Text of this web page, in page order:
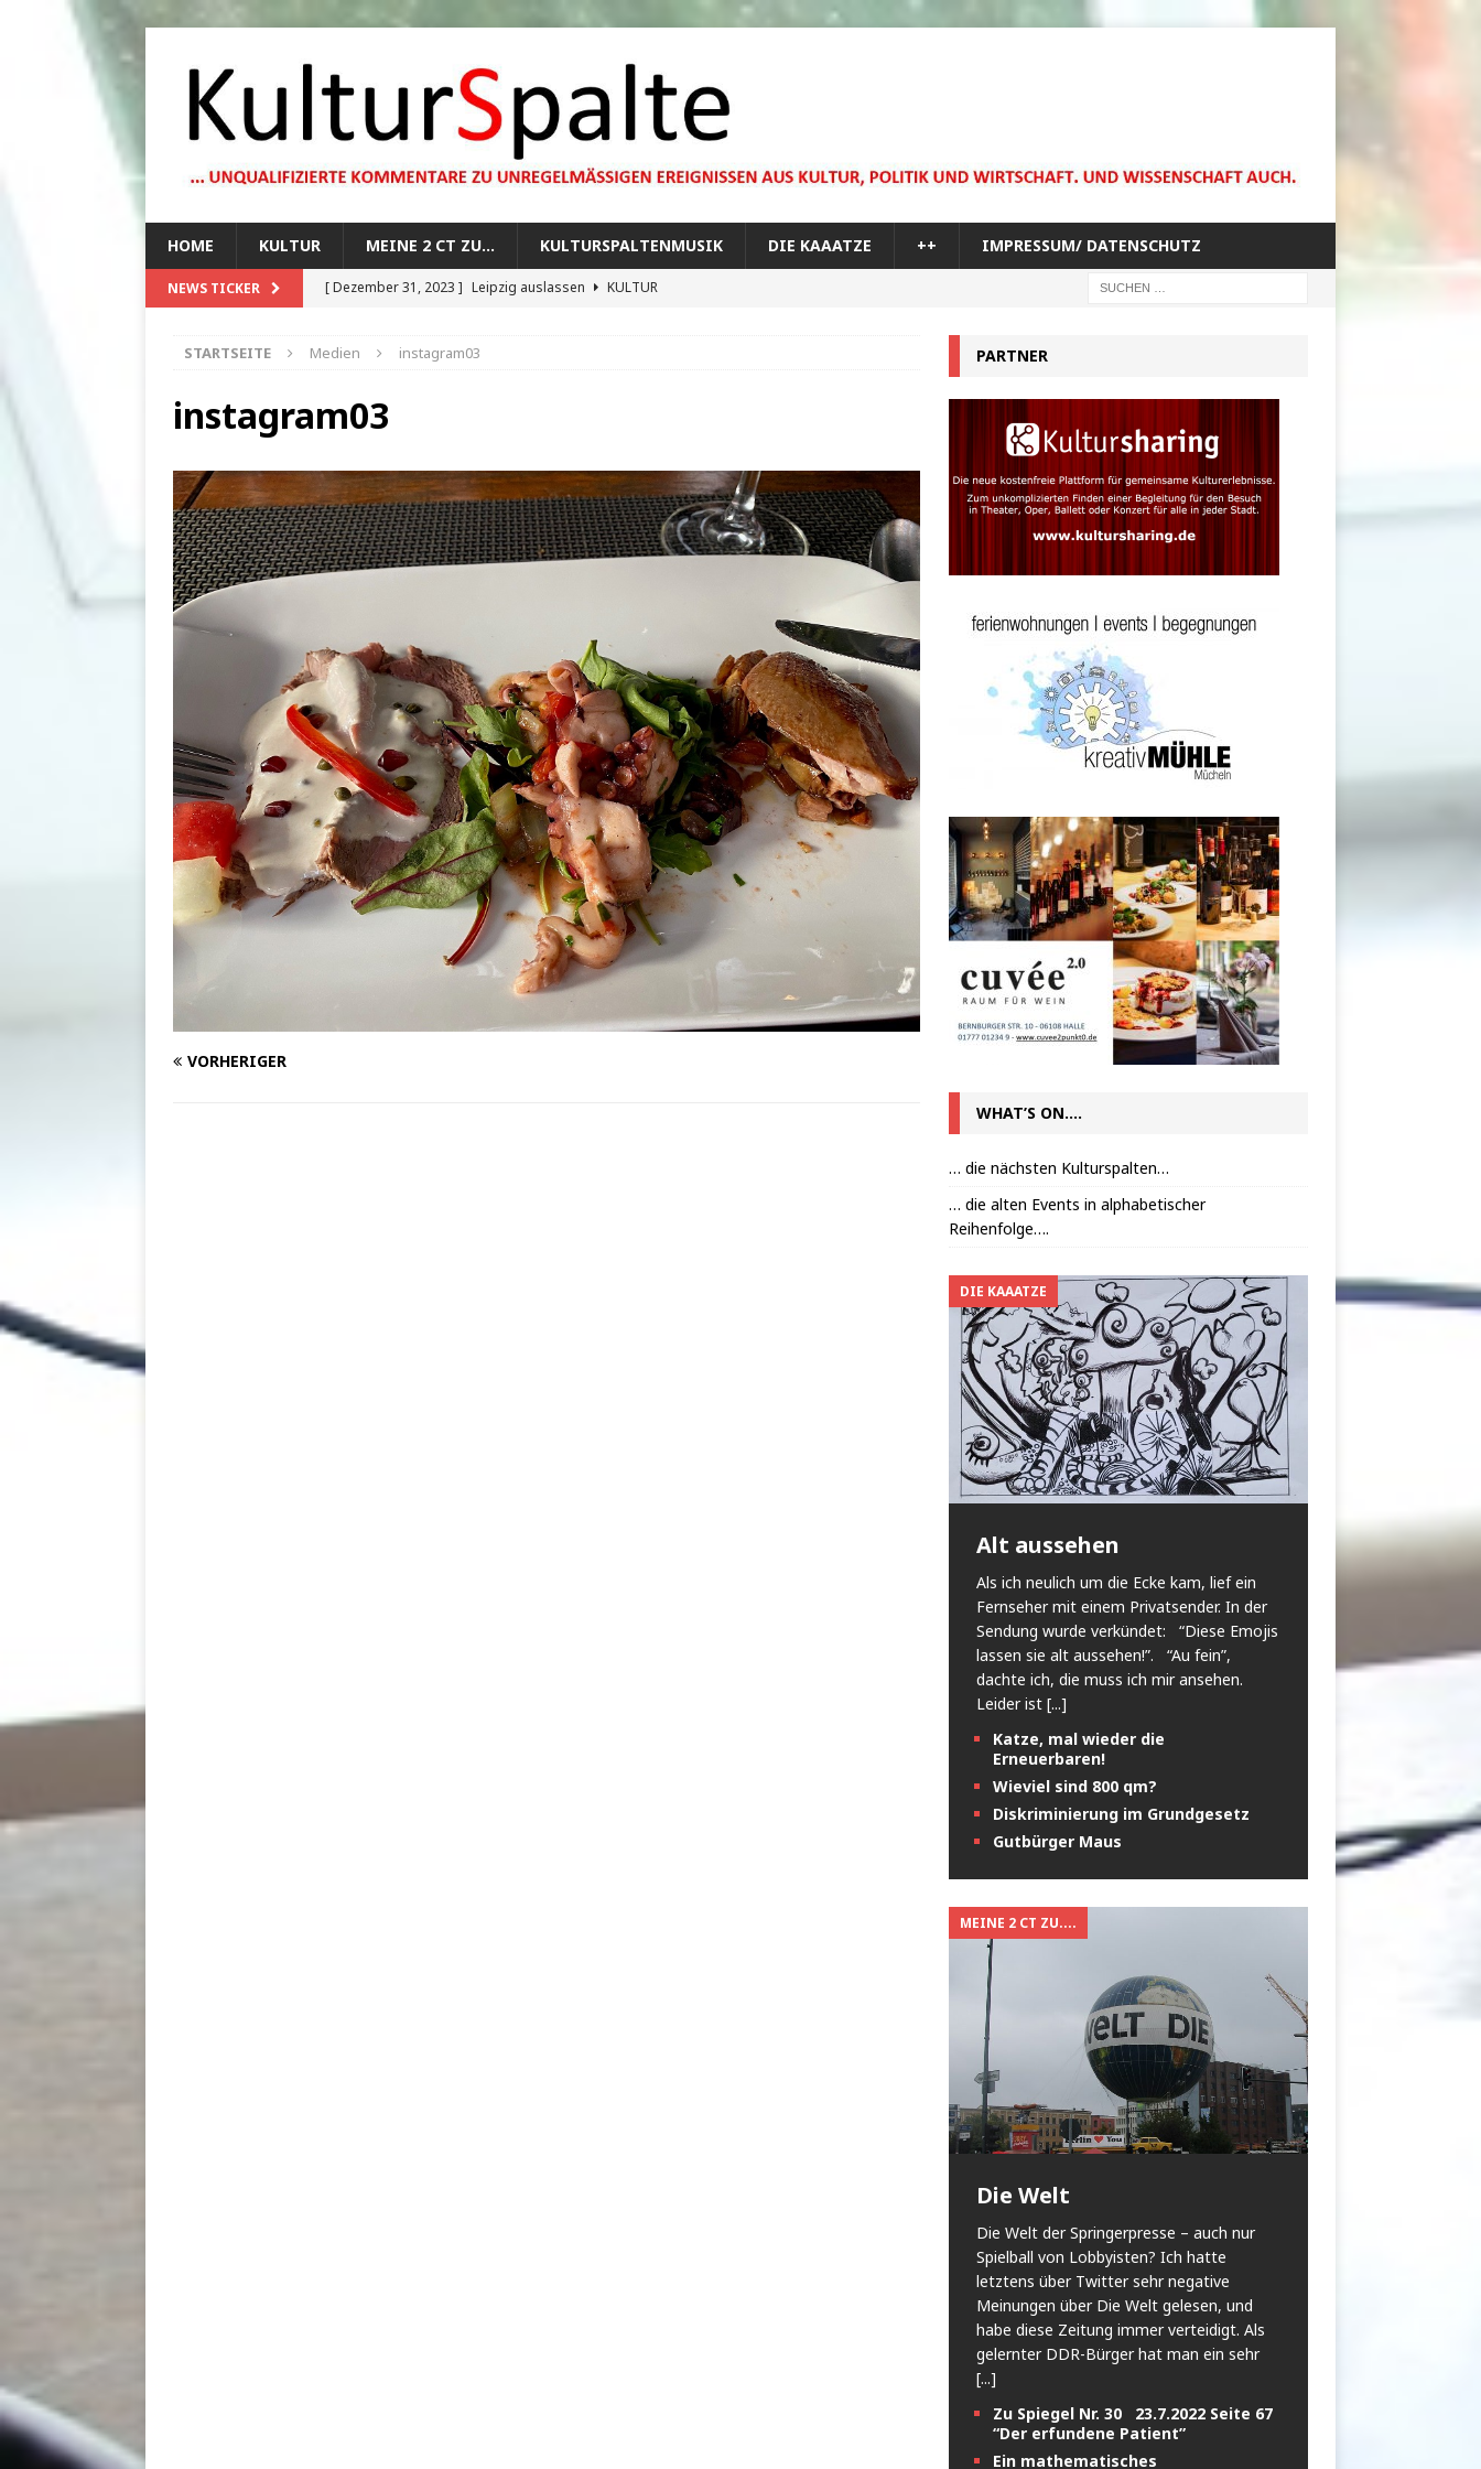
HOME KULTUR MEINE 2 CT ZU… KULTURSPALTENMUSIK DIE KAAATZE ++ IMPRESSUM/ DATENSCHUTZ
NEWS TICKER [ Dezember 31, 2023 ] Leipzig auslassen
KULTUR
[ August 13, 2023 ] Die Mobilisierung der menschlichen Dummheit
[ August 12, 2023 ]
STARTSEITE Medien instagram03
instagram03
VORHERIGER
PARTNER
WHAT’S ON….
… die nächsten Kulturspalten…
… die alten Events in alphabetischer
Reihenfolge….
DIE KAAATZE
Alt aussehen
Als ich neulich um die Ecke kam, lief ein
Fernseher mit einem Privatsender. In der
Sendung wurde verkündet: “Diese Emojis
lassen sie alt aussehen!”. “Au fein”,
dachte ich, die muss ich mir ansehen.
Leider ist [...]
Katze, mal wieder die
Erneuerbaren!
Wieviel sind 800 qm?
Diskriminierung im Grundgesetz
Gutbürger Maus
MEINE 2 CT ZU....
Die Welt
Die Welt der Springerpresse – auch nur
Spielball von Lobbyisten? Ich hatte
letztens über Twitter sehr negative
Meinungen über Die Welt gelesen, und
habe diese Zeitung immer verteidigt. Als
gelernter DDR-Bürger hat man ein sehr
[...]
Zu Spiegel Nr. 30 23.7.2022 Seite 67
“Der erfundene Patient”
Ein mathematisches